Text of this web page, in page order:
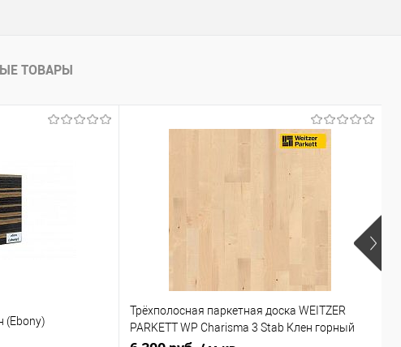
ТОВАРЫ
(Ebony)
Трёхполосная паркетная доска WEITZER
PARKETT WP Charisma 3 Stab Клен горный